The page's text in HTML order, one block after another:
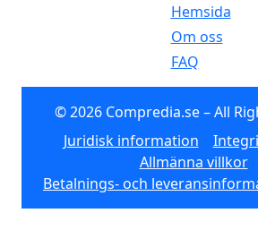
Hemsida
Om oss
FAQ
© 2026 Compredia.se – All
Juridisk information
Allmänna villkor
Betalnings- och